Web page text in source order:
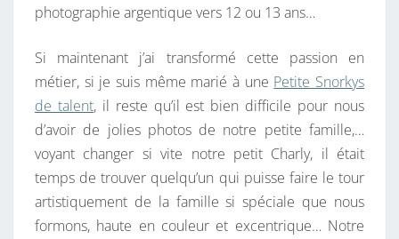
S
N
O
U
!
photographie argentique vers 12 ou 13 ans…
Si maintenant j’ai transformé cette passion en
métier, si je suis même marié à une Petite Snorkys
de talent, il reste qu’il est bien difficile pour nous
d’avoir de jolies photos de notre petite famille,…
voyant changer si vite notre petit Charly, il était
temps de trouver quelqu’un qui puisse faire le tour
artistiquement de la famille si spéciale que nous
formons, haute en couleur et excentrique… Notre